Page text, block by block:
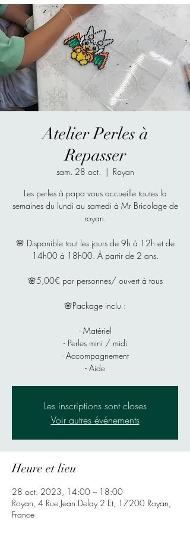
Atelier Perles à
Repasser
sam. 28 oct.
  |
Royan
Les perles à papa vous accueille toutes la
semaines du lundi au samedi à Mr Bricolage de
royan.
🌸 Disponible tout les jours de 9h à 12h et de
14h00 à 18h00. À partir de 2 ans.
🌸5,00€ par personnes/ ouvert à tous
🌸Package inclu :
- Matériel
- Perles mini / midi
- Accompagnement
- Aide
Les inscriptions sont closes
Voir autres événements
Heure et lieu
28 oct. 2023, 14:00 – 18:00
Royan, 4 Rue Jean Delay 2 Et, 17200 Royan,
France